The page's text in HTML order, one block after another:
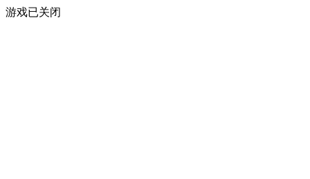
游戏已关闭